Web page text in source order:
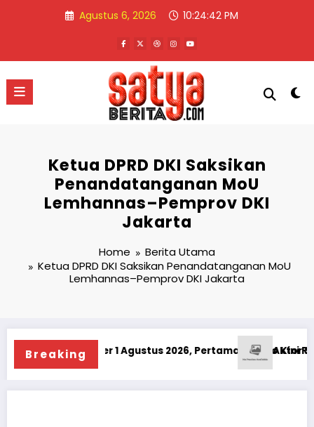
Agustus 6, 2026 10:24:42 PM
Ketua DPRD DKI Saksikan
Penandatanganan MoU
Lemhannas–Pemprov DKI
Jakarta
Home
Berita Utama
Ketua DPRD DKI Saksikan Penandatanganan MoU
Lemhannas–Pemprov DKI Jakarta
Breaking
per 1 Agustus 2026, Pertamax Turbo Kini Rp18.300 per
Aktor Senior Diding